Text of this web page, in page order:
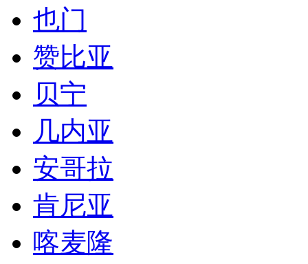
也门
赞比亚
贝宁
几内亚
安哥拉
肯尼亚
喀麦隆